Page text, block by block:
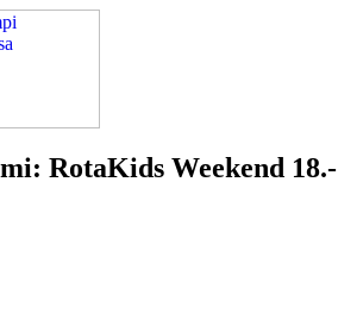
RotaKids Weekend 18.-